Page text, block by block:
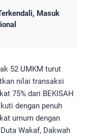
Masuk
52 UMKM turut
nilai transaksi
75% dari BEKISAH
dengan penuh
umum dengan
Wakaf, Dakwah